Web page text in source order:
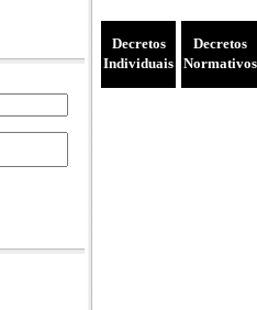
Decretos
Individuais
Decretos
Normativos